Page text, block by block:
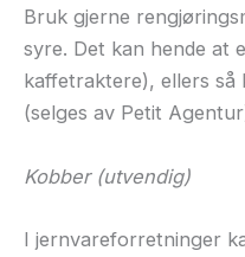
Bruk gjerne
syre. Det kan hende at
kaffetraktere), ellers
(selges av Petit
Kobber (utvendig)
I jernvareforretninger